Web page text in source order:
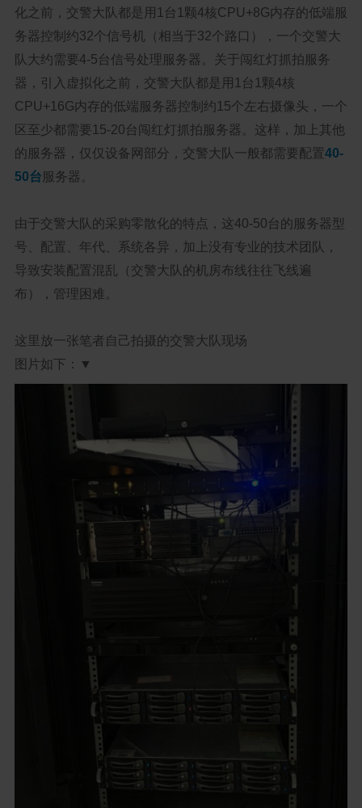
化之前，交警大队都是用1台1颗4核CPU+8G内存的低端服
务器控制约32个信号机（相当于32个路口），一个交警大
队大约需要4-5台信号处理服务器。关于闯红灯抓拍服务
器，引入虚拟化之前，交警大队都是用1台1颗4核
CPU+16G内存的低端服务器控制约15个左右摄像头，一个
区至少都需要15-20台闯红灯抓拍服务器。这样，加上其他
的服务器，仅仅设备网部分，交警大队一般都需要配置40-
50台 服务器。
由于交警大队的采购零散化的特点，这40-50台的服务器型
号、配置、年代、系统各异，加上没有专业的技术团队，
导致安装配置混乱（交警大队的机房布线往往飞线遍
布），管理困难。
这里放一张笔者自己拍摄的交警大队现场
图片如下：▼